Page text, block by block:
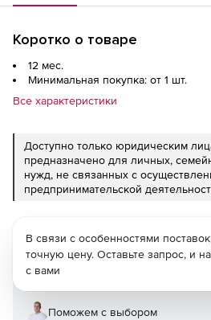
Коротко о товаре
12 мес.
Минимальная покупка: от 1 шт.
Все характеристики
Доступно только юридическим
предназначено для личных,
нужд, не связанных с
предпринимательской
В связи с особенностями
точную цену. Оставьте запрос, и
с вами
Поможем с выбором